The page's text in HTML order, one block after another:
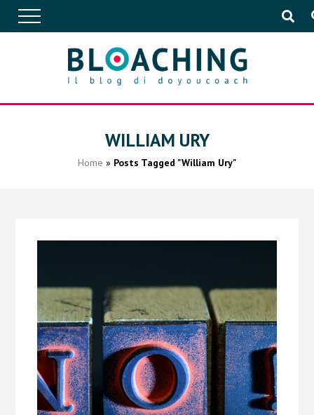
CONVERSAZIONI
PUBBLICAZIONI
Chi Siamo Contatti
WILLIAM URY
Home » Posts Tagged "William Ury"